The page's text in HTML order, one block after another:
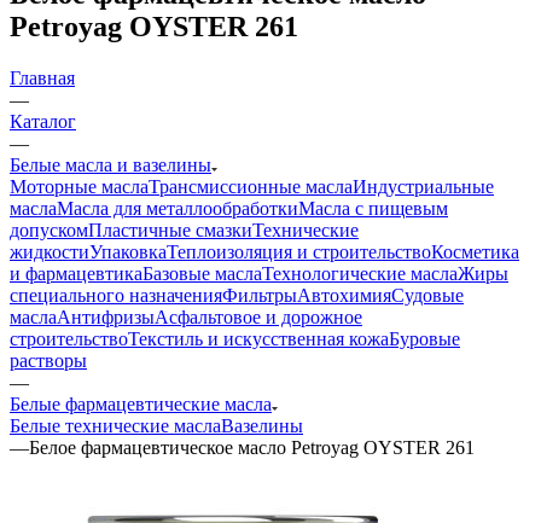
Petroyag OYSTER 261
Главная
—
Каталог
—
Белые масла и вазелины
Моторные маслаТрансмиссионные маслаИндустриальные
маслаМасла для металлообработкиМасла с пищевым
допускомПластичные смазкиТехнические
жидкостиУпаковкаТеплоизоляция и строительствоКосметика
и фармацевтикаБазовые маслаТехнологические маслаЖиры
специального назначенияФильтрыАвтохимияСудовые
маслаАнтифризыАсфальтовое и дорожное
строительствоТекстиль и искусственная кожаБуровые
растворы
—
Белые фармацевтические масла
Белые технические маслаВазелины
—Белое фармацевтическое масло Petroyag OYSTER 261